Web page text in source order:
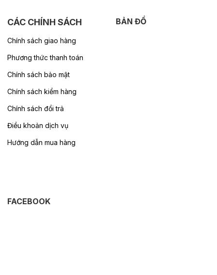
CÁC CHÍNH SÁCH
Chính sách giao hàng
Phương thức thanh toán
Chính sách bảo mật
Chính sách kiểm hàng
Chính sách đổi trả
Điều khoản dịch vụ
Hướng dẫn mua hàng
BẢN ĐỒ
FACEBOOK